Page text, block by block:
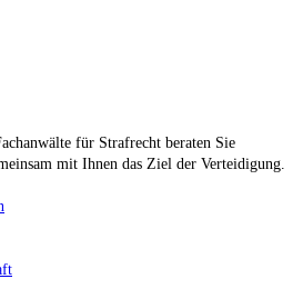
für Strafrecht beraten Sie
mit Ihnen das Ziel der Verteidigung.